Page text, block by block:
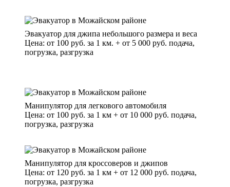
Эвакуатор для джипа небольшого размера и веса
Цена: от 100 руб. за 1 км. + от 5 000 руб. подача,
погрузка, разгрузка
Манипулятор для легкового автомобиля
Цена: от 100 руб. за 1 км + от 10 000 руб. подача,
погрузка, разгрузка
Манипулятор для кроссоверов и джипов
Цена: от 120 руб. за 1 км + от 12 000 руб. подача,
погрузка, разгрузка